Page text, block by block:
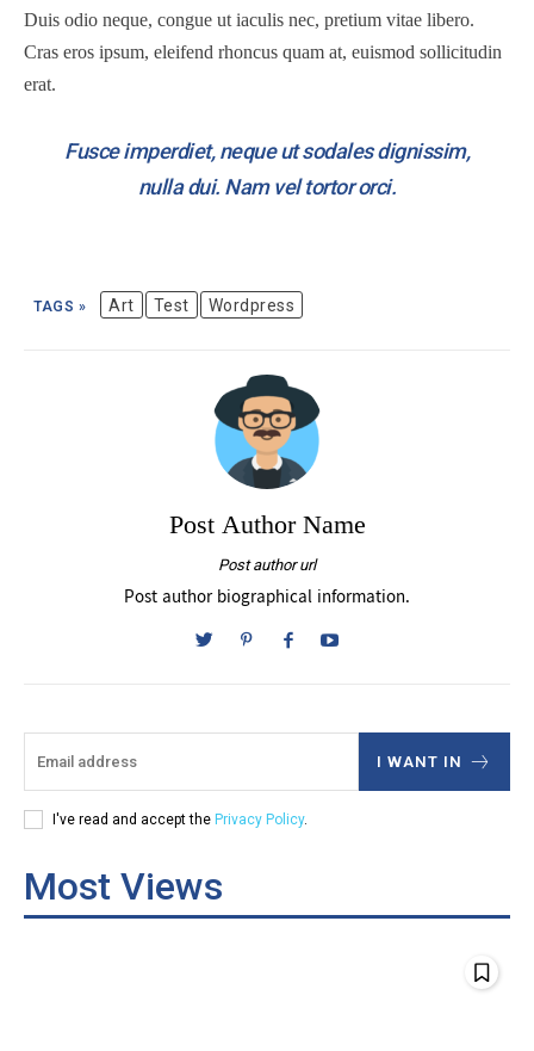
Duis odio neque, congue ut iaculis nec, pretium vitae libero.
Cras eros ipsum, eleifend rhoncus quam at, euismod sollicitudin
erat.
Fusce imperdiet, neque ut sodales dignissim,
nulla dui. Nam vel tortor orci.
TAGS » Art Test Wordpress
Post Author Name
Post author url
Post author biographical information.
I WANT IN
I've read and accept the Privacy Policy.
Most Views